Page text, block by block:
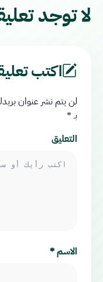
لا توجد
اكتب
لن يتم نشر عنوان
بـ*
التعليق
الاسم*